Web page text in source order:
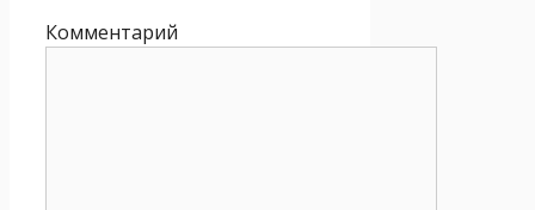
Комментарий